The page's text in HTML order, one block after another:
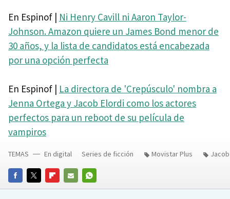
En Espinof | Ni Henry Cavill ni Aaron Taylor-
Johnson. Amazon quiere un James Bond menor de
30 años, y la lista de candidatos está encabezada
por una opción perfecta
En Espinof | La directora de 'Crepúsculo' nombra a
Jenna Ortega y Jacob Elordi como los actores
perfectos para un reboot de su película de
vampiros
FACEBOOKTWITTERFLIPBOARD
E-
WHATSAPP
TEMAS En digital Series de ficción Movistar Plus